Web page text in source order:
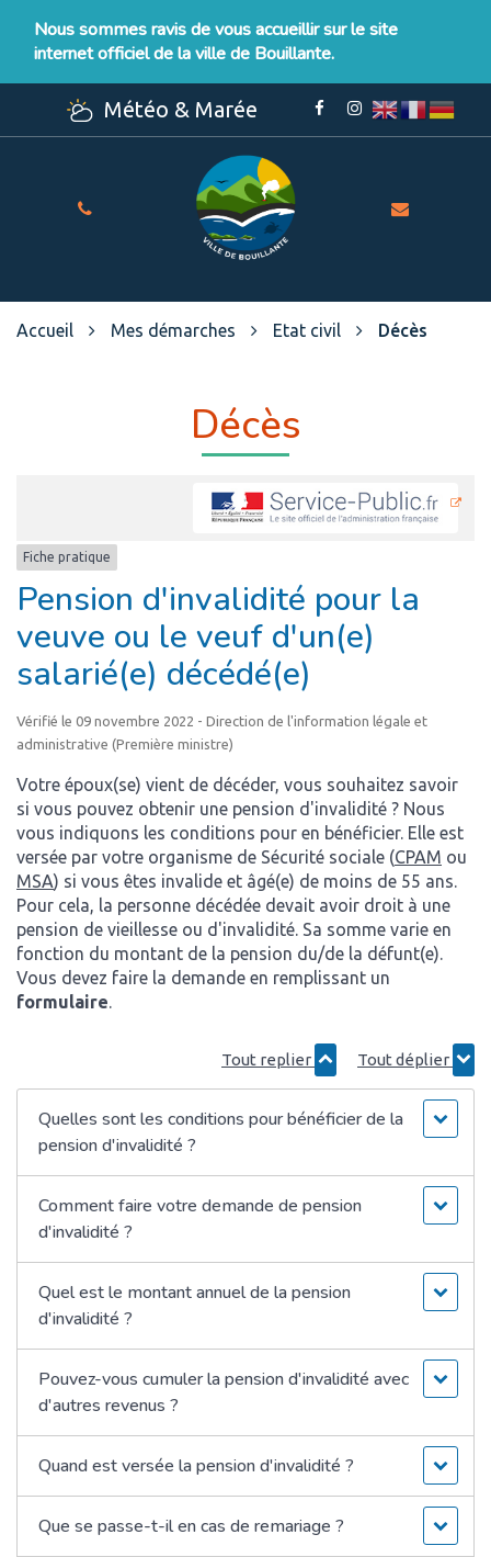
Nous sommes ravis de vous accueillir sur le site
internet officiel de la ville de Bouillante.
Météo & Marée
Lien
Facebook
Lien
Instagram
Site
officiel
de
de
Accueil Mes démarches Etat civil Décès
Décès
Fiche pratique
Pension d'invalidité pour la
veuve ou le veuf d'un(e)
salarié(e) décédé(e)
Vérifié le 09 novembre 2022 - Direction de l'information légale et
administrative (Première ministre)
Votre époux(se) vient de décéder, vous souhaitez savoir
si vous pouvez obtenir une pension d'invalidité ? Nous
vous indiquons les conditions pour en bénéficier. Elle est
versée par votre organisme de Sécurité sociale (CPAM ou
MSA) si vous êtes invalide et âgé(e) de moins de 55 ans.
Pour cela, la personne décédée devait avoir droit à une
pension de vieillesse ou d'invalidité. Sa somme varie en
fonction du montant de la pension du/de la défunt(e).
Vous devez faire la demande en remplissant un
formulaire.
Tout replier Tout déplier
Quelles sont les conditions pour bénéficier de la
pension d'invalidité ?
Comment faire votre demande de pension
d'invalidité ?
Quel est le montant annuel de la pension
d'invalidité ?
Pouvez-vous cumuler la pension d'invalidité avec
d'autres revenus ?
Quand est versée la pension d'invalidité ?
Que se passe-t-il en cas de remariage ?